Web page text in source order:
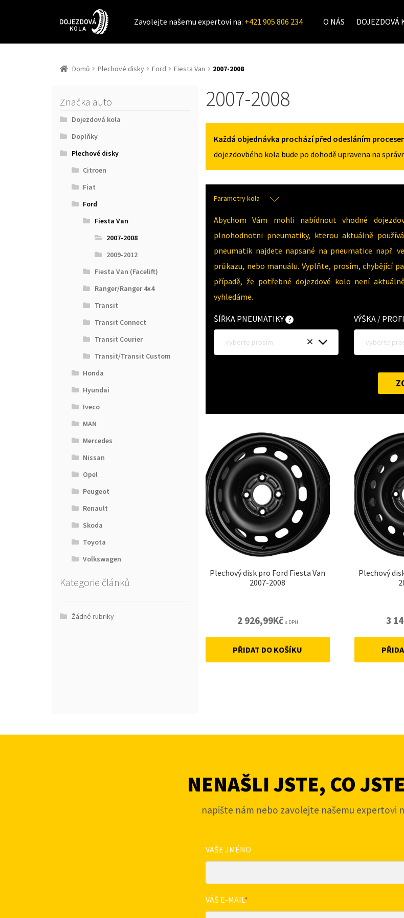
Zavolejte našemu expertovi na: +421 905 806 234 O NÁS DOJEZDOVÁ
Domů Plechové disky Ford Fiesta Van 2007-2008
Značka auto
Dojezdová kola
Doplňky
Plechové disky
Citroen
Fiat
Ford
Fiesta Van
2007-2008
2009-2012
Fiesta Van (Facelift)
Ranger/Ranger 4x4
Transit
Transit Connect
Transit Courier
Transit/Transit Custom
Honda
Hyundai
Iveco
MAN
Mercedes
Nissan
Opel
Peugeot
Renault
Skoda
Toyota
Volkswagen
Kategorie článků
Žádné rubriky
2007-2008
Každá objednávka prochází před odesláním
dojezdovbého kola bude po dohodě upravena na
Parametry kola
Abychom Vám mohli nabídnout vhodné
plnohodnotni pneumatiky, kterou aktuálně
pneumatik najdete napsané na pneumatice např.
průkazu, nebo manuálu. Vyplňte, prosím, chybějící
případě, že potřebné dojezdové kolo není
vyhledáme.
ŠÍŘKA PNEUMATIKY
- vyberte prosím -
VÝŠKA /
- vyberte
Plechový disk pro Ford Fiesta Van
2007-2008
2 926,99Kč s DPH
PŘIDAT DO KOŠÍKU
Plechový
3
NENAŠLI JSTE, CO
napište nám nebo zavolejte našemu expertovi
VAŠE JMÉNO
VÁŠ E-MAIL*